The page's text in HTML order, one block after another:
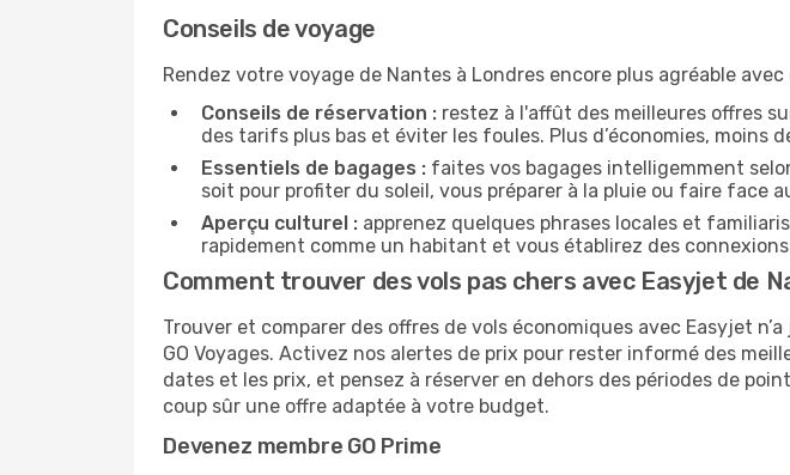
Conseils de voyage
Rendez votre voyage de Nantes à Londres encore plus agréable
Conseils de réservation : restez à l'affût des meilleures offres
des tarifs plus bas et éviter les foules. Plus d’économies, moins
Essentiels de bagages : faites vos bagages intelligemment
soit pour profiter du soleil, vous préparer à la pluie ou faire face
Aperçu culturel : apprenez quelques phrases locales et
rapidement comme un habitant et vous établirez des
Comment trouver des vols pas chers avec Easyjet de
Trouver et comparer des offres de vols économiques avec Easyjet
GO Voyages. Activez nos alertes de prix pour rester informé des
dates et les prix, et pensez à réserver en dehors des périodes de
coup sûr une offre adaptée à votre budget.
Devenez membre GO Prime